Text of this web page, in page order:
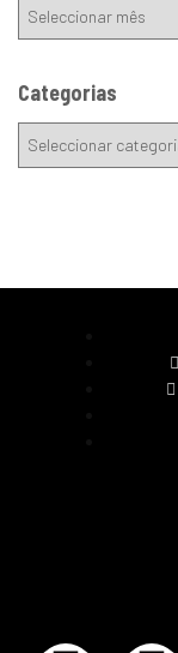
Categorias